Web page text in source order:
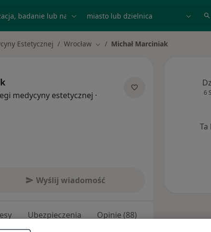
Estetycznej Wrocław Zmień miasto
Michał Marciniak
medycyny estetycznej ·
Wyślij wiadomość
Ubezpieczenia Opinie (88)
6